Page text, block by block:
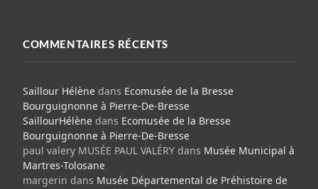
COMMENTAIRES RÉCENTS
Saillour Hélène dans Ecomusée de la Bresse
Bourguignonne à Pierre-De-Bresse
SaillourHélène dans Ecomusée de la Bresse
Bourguignonne à Pierre-De-Bresse
paul valery MUSÉE PAUL VALÉRY dans Musée Municipal à
Martres-Tolosane
margerin dans Musée Départemental de Préhistoire de